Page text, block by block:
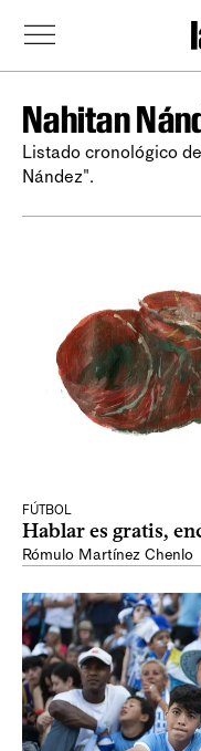
Nahitan
Listado cronológico
Nández".
FÚTBOL
Hablar es gratis,
Rómulo Martínez Chenlo